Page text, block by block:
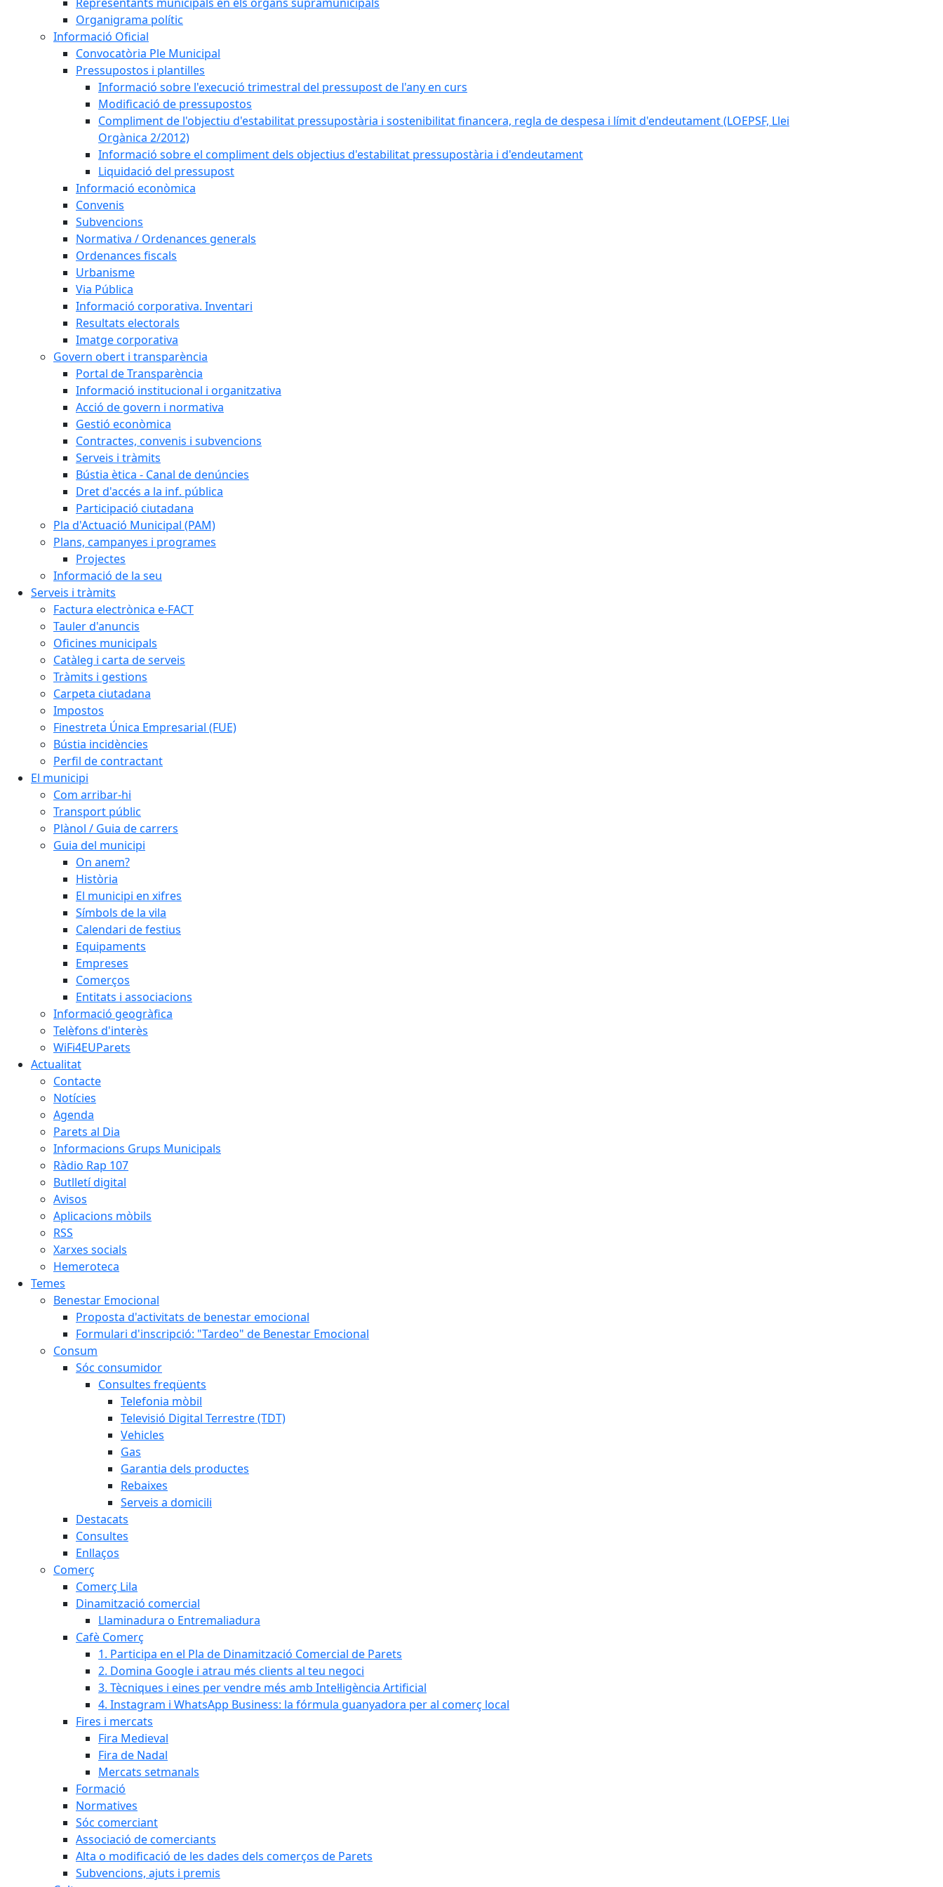
Organigrama polític
Informació Oficial
Convocatòria Ple Municipal
Pressupostos i plantilles
Informació sobre l'execució trimestral del pressupost de l'any en curs
Modificació de pressupostos
Compliment de l'objectiu d'estabilitat pressupostària i sostenibilitat financera, regla de despesa i límit d'endeutament (LOEPSF, Llei
Orgànica 2/2012)
Informació sobre el compliment dels objectius d'estabilitat pressupostària i d'endeutament
Liquidació del pressupost
Informació econòmica
Convenis
Subvencions
Normativa / Ordenances generals
Ordenances fiscals
Urbanisme
Via Pública
Informació corporativa. Inventari
Resultats electorals
Imatge corporativa
Govern obert i transparència
Portal de Transparència
Informació institucional i organitzativa
Acció de govern i normativa
Gestió econòmica
Contractes, convenis i subvencions
Serveis i tràmits
Bústia ètica - Canal de denúncies
Dret d'accés a la inf. pública
Participació ciutadana
Pla d'Actuació Municipal (PAM)
Plans, campanyes i programes
Projectes
Informació de la seu
Serveis i tràmits
Factura electrònica e-FACT
Tauler d'anuncis
Oficines municipals
Catàleg i carta de serveis
Tràmits i gestions
Carpeta ciutadana
Impostos
Finestreta Única Empresarial (FUE)
Bústia incidències
Perfil de contractant
El municipi
Com arribar-hi
Transport públic
Plànol / Guia de carrers
Guia del municipi
On anem?
Història
El municipi en xifres
Símbols de la vila
Calendari de festius
Equipaments
Empreses
Comerços
Entitats i associacions
Informació geogràfica
Telèfons d'interès
WiFi4EUParets
Actualitat
Contacte
Notícies
Agenda
Parets al Dia
Informacions Grups Municipals
Ràdio Rap 107
Butlletí digital
Avisos
Aplicacions mòbils
RSS
Xarxes socials
Hemeroteca
Temes
Benestar Emocional
Proposta d'activitats de benestar emocional
Formulari d'inscripció: "Tardeo" de Benestar Emocional
Consum
Sóc consumidor
Consultes freqüents
Telefonia mòbil
Televisió Digital Terrestre (TDT)
Vehicles
Gas
Garantia dels productes
Rebaixes
Serveis a domicili
Destacats
Consultes
Enllaços
Comerç
Comerç Lila
Dinamització comercial
Llaminadura o Entremaliadura
Cafè Comerç
1. Participa en el Pla de Dinamització Comercial de Parets
2. Domina Google i atrau més clients al teu negoci
3. Tècniques i eines per vendre més amb Intel·ligència Artificial
4. Instagram i WhatsApp Business: la fórmula guanyadora per al comerç local
Fires i mercats
Fira Medieval
Fira de Nadal
Mercats setmanals
Formació
Normatives
Sóc comerciant
Associació de comerciants
Alta o modificació de les dades dels comerços de Parets
Subvencions, ajuts i premis